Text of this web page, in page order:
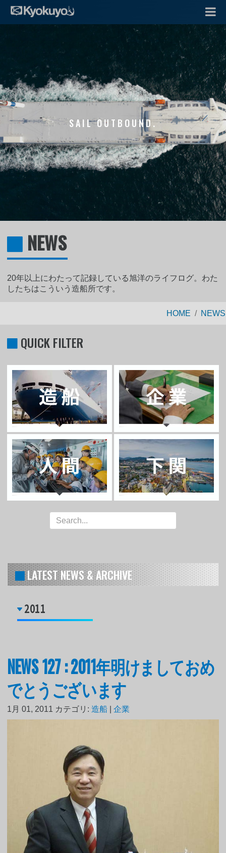
SAIL OUTBOUND.
NEWS
20年以上にわたって記録している旭洋のライフログ。わた
したちはこういう造船所です。
HOME NEWS
QUICK FILTER
LATEST NEWS & ARCHIVE
2011
NEWS 127 : 2011年明けましておめ
でとうございます
1月 01, 2011 カテゴリ:造船 |企業